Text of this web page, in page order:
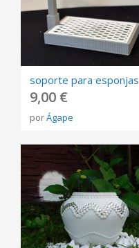
soporte para esponjas
9,00 €
porÁgape